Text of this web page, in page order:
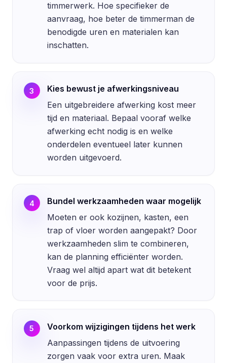
timmerwerk. Hoe specifieker de
aanvraag, hoe beter de timmerman de
benodigde uren en materialen kan
inschatten.
3
Kies bewust je afwerkingsniveau
Een uitgebreidere afwerking kost meer
tijd en materiaal. Bepaal vooraf welke
afwerking echt nodig is en welke
onderdelen eventueel later kunnen
worden uitgevoerd.
4
Bundel werkzaamheden waar mogelijk
Moeten er ook kozijnen, kasten, een
trap of vloer worden aangepakt? Door
werkzaamheden slim te combineren,
kan de planning efficiënter worden.
Vraag wel altijd apart wat dit betekent
voor de prijs.
5
Voorkom wijzigingen tijdens het werk
Aanpassingen tijdens de uitvoering
zorgen vaak voor extra uren. Maak